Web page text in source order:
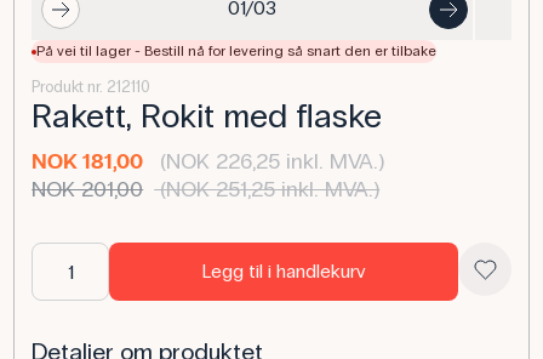
01/03
På vei til lager - Bestill nå for levering så snart den er tilbake
Produkt nr. 212110
Rakett, Rokit med flaske
NOK 181,00
(NOK 226,25 inkl. MVA.)
NOK 201,00 (NOK 251,25 inkl. MVA.)
Legg til i handlekurv
Detaljer om produktet